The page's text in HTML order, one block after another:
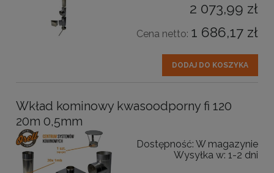
2 073,99 zł
Cena netto: 1 686,17 zł
DODAJ DO KOSZYKA
Wkład kominowy kwasoodporny fi 120
20m 0,5mm
Dostępność: W magazynie
Wysyłka w: 1-2 dni